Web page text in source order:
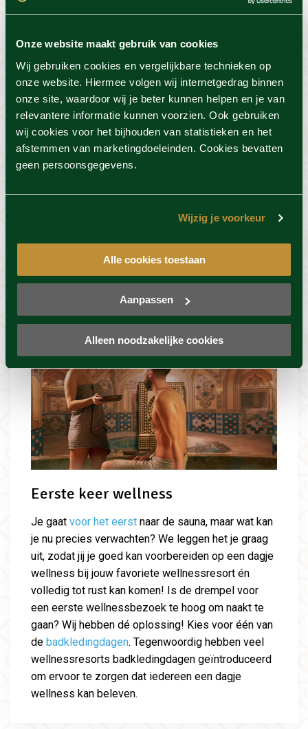
Onze website maakt gebruik van cookies
Wij gebruiken cookies en vergelijkbare technieken op
onze website. Hiermee volgen wij internetgedrag binnen
onze site, waardoor wij je beter kunnen helpen en je van
relevantere informatie kunnen voorzien. Ook gebruiken
wij cookies voor het bijhouden van statistieken en het
afstemmen van marketingdoeleinden. Cookies bevatten
geen persoonsgegevens.
Wijzig je voorkeur
Alle cookies toestaan
Aanpassen
Alleen noodzakelijke cookies
Oorsprong van wellness
Wellness is al eeuwenoud. Al in de tijd van Grieken
en Romeinen waren er openbare badhuizen. Deze
badhuizen werden ook wel 'thermen' genoemd. Een
plek waar in eerste instantie mannen en vrouwen
tijd heeft niet stil gestaan, door de jaren heen is er
al erg veel veranderd in de wereld van de wellness.
van sauna's, baden, rustruimtes en inspirerende
Eerste keer wellness
Je gaat voor het eerst naar de sauna, maar wat kan
je nu precies verwachten? We leggen het je graag
uit, zodat jij je goed kan voorbereiden op een dagje
wellness bij jouw favoriete wellnessresort én
volledig tot rust kan komen! Is de drempel voor
een eerste wellnessbezoek te hoog om naakt te
gaan? Wij hebben dé oplossing! Kies voor één van
de badkledingdagen. Tegenwoordig hebben veel
wellnessresorts badkledingdagen geïntroduceerd
om ervoor te zorgen dat iedereen een dagje
wellness kan beleven.